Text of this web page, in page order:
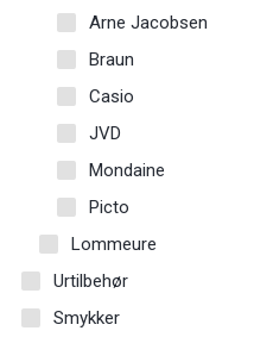
Arne Jacobsen
Braun
Casio
JVD
Mondaine
Picto
Lommeure
Urtilbehør
Smykker